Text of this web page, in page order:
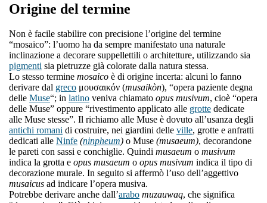
Origine del termine
Non è facile stabilire con precisione l’origine del termine
“mosaico”: l’uomo ha da sempre manifestato una naturale
inclinazione a decorare suppellettili o architetture, utilizzando sia
pigmenti sia pietruzze già colorate dalla natura stessa.
Lo stesso termine mosaico è di origine incerta: alcuni lo fanno
derivare dal greco μουσαικόν (musaikòn), “opera paziente degna
delle Muse“; in latino veniva chiamato opus musivum, cioè “opera
delle Muse” oppure “rivestimento applicato alle grotte dedicate
alle Muse stesse”. Il richiamo alle Muse è dovuto all’usanza degli
antichi romani di costruire, nei giardini delle ville, grotte e anfratti
dedicati alle Ninfe (ninpheum) o Muse (musaeum), decorandone
le pareti con sassi e conchiglie. Quindi musaeum o musivum
indica la grotta e opus musaeum o opus musivum indica il tipo di
decorazione murale. In seguito si affermò l’uso dell’aggettivo
musaicus ad indicare l’opera musiva.
Potrebbe derivare anche dall’arabo muzauwaq, che significa